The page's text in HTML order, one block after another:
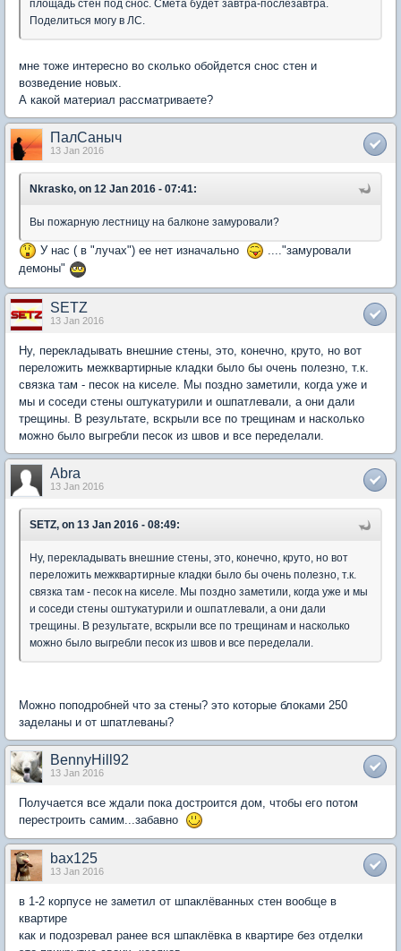
площадь стен под снос. Смета будет завтра-послезавтра.
Поделиться могу в ЛС.
мне тоже интересно во сколько обойдется снос стен и
возведение новых.
А какой материал рассматриваете?
ПалСаныч
13 Jan 2016
Nkrasko, on 12 Jan 2016 - 07:41:
Вы пожарную лестницу на балконе замуровали?
У нас ( в "лучах") ее нет изначально
...."замуровали
демоны"
SETZ
13 Jan 2016
Ну, перекладывать внешние стены, это, конечно, круто, но вот
переложить межквартирные кладки было бы очень полезно, т.к.
связка там - песок на киселе. Мы поздно заметили, когда уже и
мы и соседи стены оштукатурили и ошпатлевали, а они дали
трещины. В результате, вскрыли все по трещинам и насколько
можно было выгребли песок из швов и все переделали.
Abra
13 Jan 2016
SETZ, on 13 Jan 2016 - 08:49:
Ну, перекладывать внешние стены, это, конечно, круто, но вот
переложить межквартирные кладки было бы очень полезно, т.к.
связка там - песок на киселе. Мы поздно заметили, когда уже и мы
и соседи стены оштукатурили и ошпатлевали, а они дали
трещины. В результате, вскрыли все по трещинам и насколько
можно было выгребли песок из швов и все переделали.
Можно поподробней что за стены? это которые блоками 250
заделаны и от шпатлеваны?
BennyHill92
13 Jan 2016
Получается все ждали пока достроится дом, чтобы его потом
перестроить самим...забавно
bax125
13 Jan 2016
в 1-2 корпусе не заметил от шпаклёванных стен вообще в
квартире
как и подозревал ранее вся шпаклёвка в квартире без отделки